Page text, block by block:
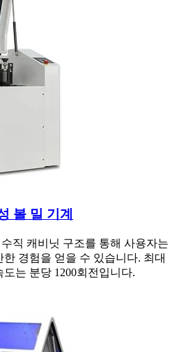
볼 밀 기계
직 캐비닛 구조를 통해 사용자는
경험을 얻을 수 있습니다. 최대
는 분당 1200회전입니다.